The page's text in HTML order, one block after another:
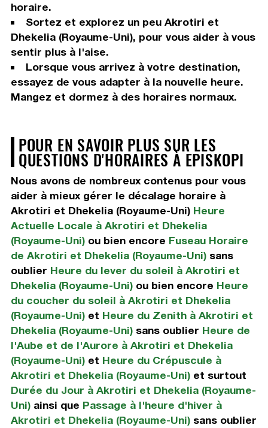
horaire.
Sortez et explorez un peu Akrotiri et
Dhekelia (Royaume-Uni), pour vous aider à vous
sentir plus à l'aise.
Lorsque vous arrivez à votre destination,
essayez de vous adapter à la nouvelle heure.
Mangez et dormez à des horaires normaux.
POUR EN SAVOIR PLUS SUR LES
QUESTIONS D'HORAIRES À EPISKOPI
Nous avons de nombreux contenus pour vous
aider à mieux gérer le décalage horaire à
Akrotiri et Dhekelia (Royaume-Uni) Heure
Actuelle Locale à Akrotiri et Dhekelia
(Royaume-Uni)ou bien encore Fuseau Horaire
de Akrotiri et Dhekelia (Royaume-Uni)sans
oublier Heure du lever du soleil à Akrotiri et
Dhekelia (Royaume-Uni)ou bien encore Heure
du coucher du soleil à Akrotiri et Dhekelia
(Royaume-Uni)et Heure du Zenith à Akrotiri et
Dhekelia (Royaume-Uni)sans oublier Heure de
l'Aube et de l'Aurore à Akrotiri et Dhekelia
(Royaume-Uni)et Heure du Crépuscule à
Akrotiri et Dhekelia (Royaume-Uni)et surtout
Durée du Jour à Akrotiri et Dhekelia (Royaume-
Uni)ainsi que Passage à l'heure d'hiver à
Akrotiri et Dhekelia (Royaume-Uni)sans oublier